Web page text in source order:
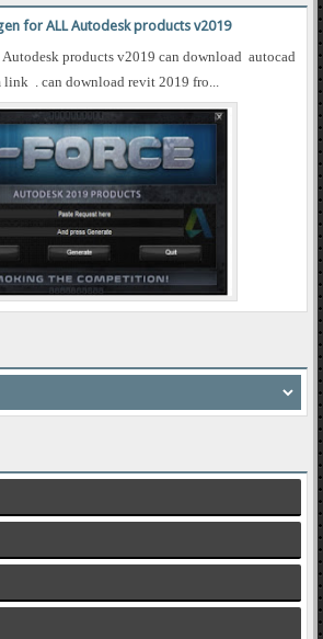
for ALL Autodesk products v2019
products v2019 can download autocad
. can download revit 2019 fro...